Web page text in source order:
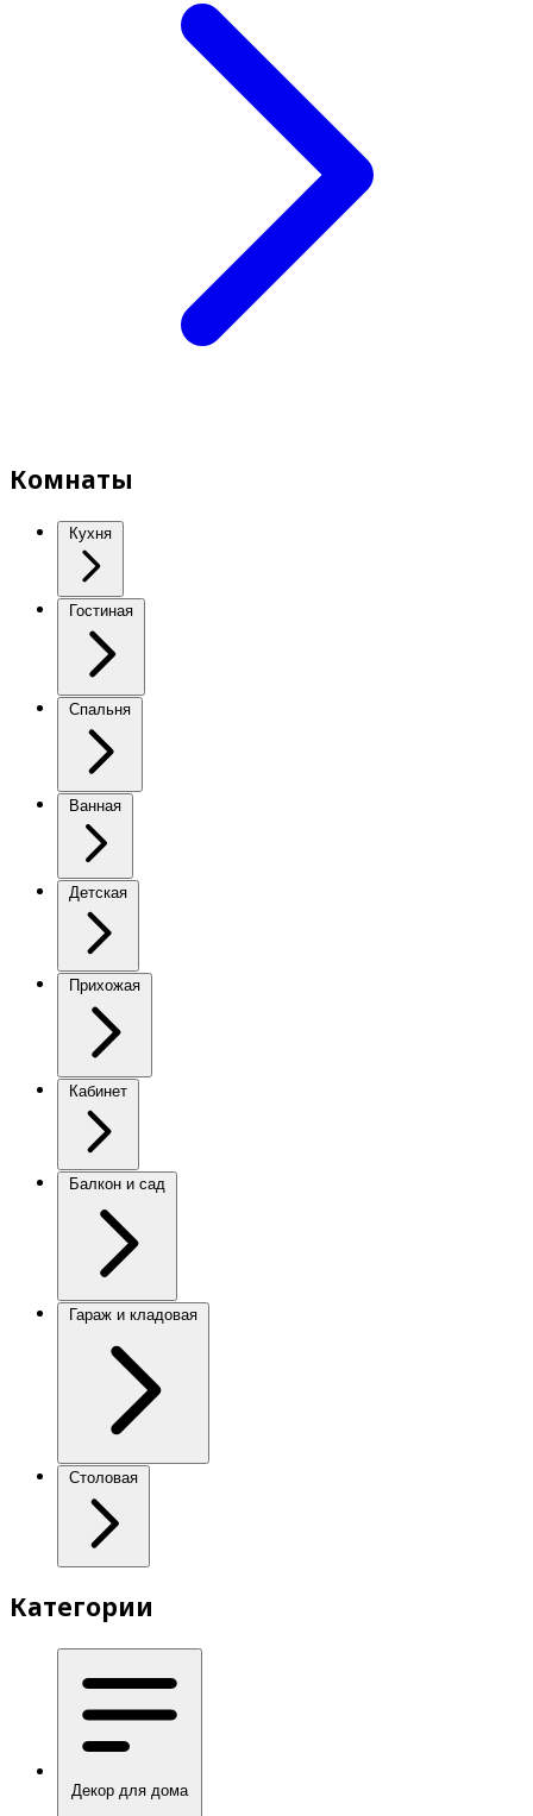
Комнаты
Кухня
Гостиная
Спальня
Ванная
Детская
Прихожая
Кабинет
Балкон и сад
Гараж и кладовая
Столовая
Категории
Декор для дома